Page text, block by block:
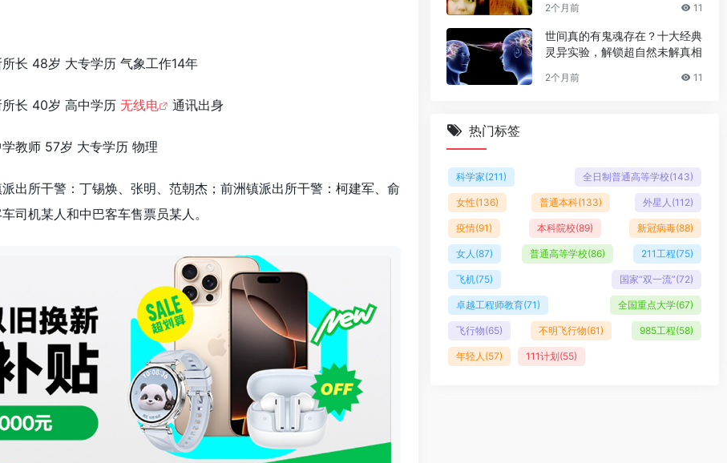
长 48岁 大专学历 气象工作14年
长 40岁 高中学历 无线电 通讯出身
教师 57岁 大专学历 物理
出所干警：丁锡焕、张明、范朝杰；前洲镇派出所干警：柯建军、俞
司机某人和中巴客车售票员某人。
2个月前 11
世间真的有鬼魂存在？十大经典
灵异实验，解锁超自然未解真相
2个月前 11
热门标签
科学家(211) 全日制普通高等学校(143)
女性(136) 普通本科(133) 外星人 (112)
疫情(91) 本科院校(89) 新冠病毒(88)
女人 (87) 普通高等学校(86) 211工程(75)
飞机(75) 国家“双一流”(72)
卓越工程师教育(71) 全国重点大学(67)
飞行物(65) 不明飞行物(61) 985工程(58)
年轻人 (57) 111计划(55)